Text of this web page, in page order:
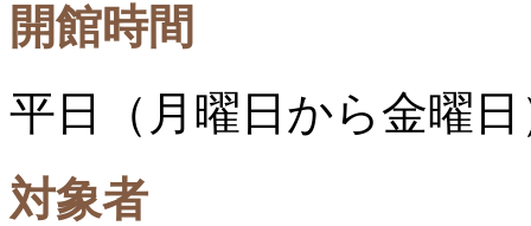
開館時間
平日（月曜日から金曜
対象者